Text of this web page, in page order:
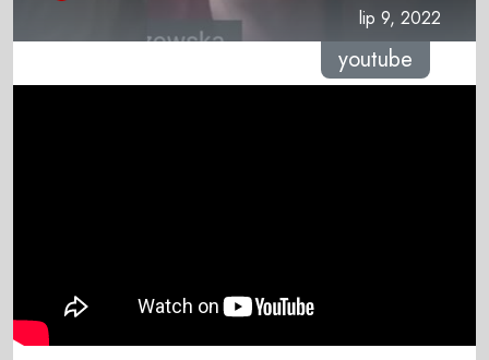
lip 9, 2022
youtube